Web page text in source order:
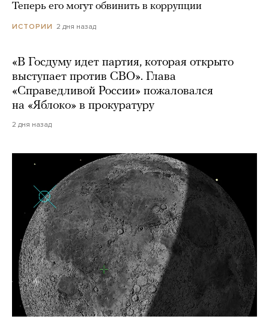
Теперь его могут обвинить в коррупции
ИСТОРИИ 2 дня назад
«В Госдуму идет партия, которая открыто
выступает против СВО». Глава
«Справедливой России» пожаловался
на «Яблоко» в прокуратуру
2 дня назад